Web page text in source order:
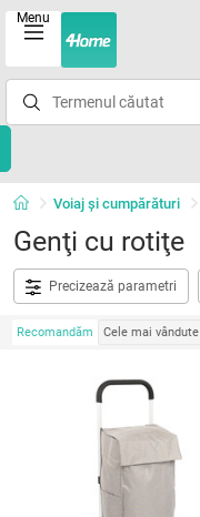
Menu
Voiaj și cumpărături
Genţi cu rotiţe
Precizează parametri
Recomandăm Cele mai vândute